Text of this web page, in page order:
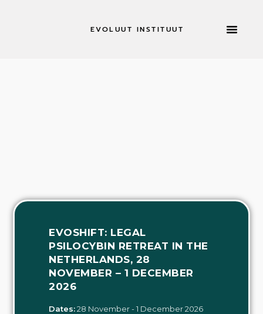
EVOLUUT INSTITUUT
EVOSHIFT: LEGAL
PSILOCYBIN RETREAT IN THE
NETHERLANDS, 28
NOVEMBER – 1 DECEMBER
2026
Dates:28 November - 1 December 2026